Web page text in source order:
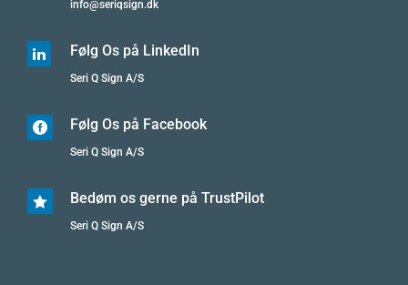
info@seriqsign.dk
 Følg Os på LinkedIn
Seri Q Sign A/S
 Følg Os på Facebook
Seri Q Sign A/S
 Bedøm os gerne på TrustPilot
Seri Q Sign A/S